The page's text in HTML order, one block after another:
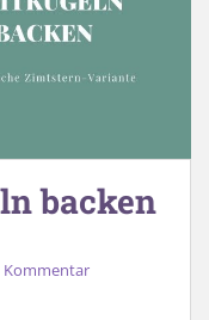
backen
Kommentar